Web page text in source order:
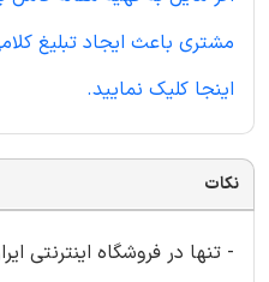
مشتری باعث ایجاد تبلیغ
اینجا کلیک نمایید.
نکات
- تنها در فروشگاه اینترنتی